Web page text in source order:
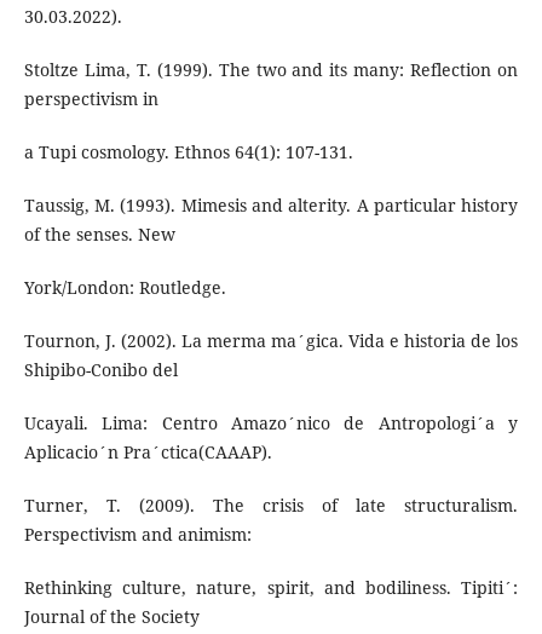
30.03.2022).
Stoltze Lima, T. (1999). The two and its many: Reflection on
perspectivism in
a Tupi cosmology. Ethnos 64(1): 107-131.
Taussig, M. (1993). Mimesis and alterity. A particular history
of the senses. New
York/London: Routledge.
Tournon, J. (2002). La merma ma´gica. Vida e historia de los
Shipibo-Conibo del
Ucayali. Lima: Centro Amazo´nico de Antropologi´a y
Aplicacio´n Pra´ctica(CAAAP).
Turner, T. (2009). The crisis of late structuralism.
Perspectivism and animism:
Rethinking culture, nature, spirit, and bodiliness. Tipiti´:
Journal of the Society